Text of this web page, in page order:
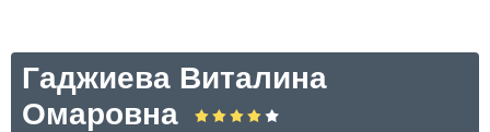
Гаджиева Виталина
Омаровна